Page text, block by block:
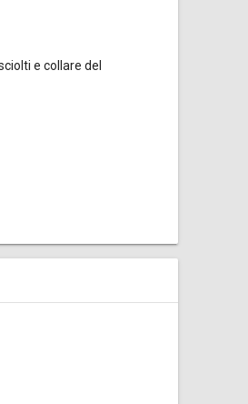
e collare del